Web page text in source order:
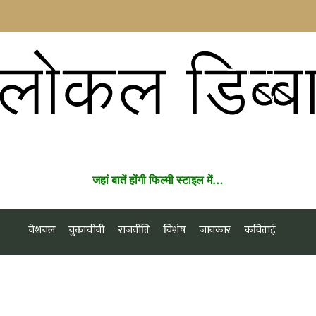
जहां बातें होंगी फिल्मी स्टाइल में…
नेशनल नुक्ताचीनी राजनीति विशेष जानकार कविताई